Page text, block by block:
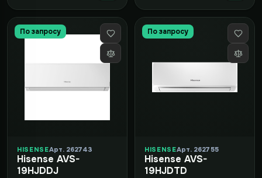
По запросу
HISENSEАрт. 262743
Hisense AVS-
19HJDDJ
По запросу
HISENSEАрт. 262755
Hisense AVS-
19HJDTD